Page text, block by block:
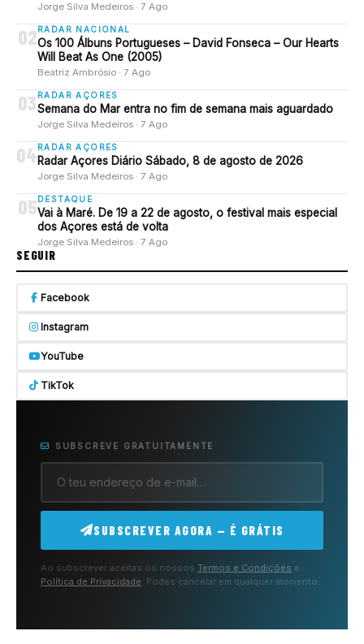
Jorge Silva Medeiros · 7 Ago
02 RADAR NACIONAL
Os 100 Álbuns Portugueses – David Fonseca – Our Hearts
Will Beat As One (2005)
Beatriz Ambrósio · 7 Ago
03 RADAR AÇORES
Semana do Mar entra no fim de semana mais aguardado
Jorge Silva Medeiros · 7 Ago
04RADAR AÇORES
Radar Açores Diário Sábado, 8 de agosto de 2026
Jorge Silva Medeiros · 7 Ago
05 DESTAQUE
Vai à Maré. De 19 a 22 de agosto, o festival mais especial
dos Açores está de volta
Jorge Silva Medeiros · 7 Ago
SEGUIR
Facebook
Instagram
YouTube
TikTok
SUBSCREVE GRATUITAMENTE
SUBSCREVER AGORA — É GRÁTIS
Ao subscrever aceitas os nossos Termos e Condições e
Política de Privacidade. Podes cancelar em qualquer momento.